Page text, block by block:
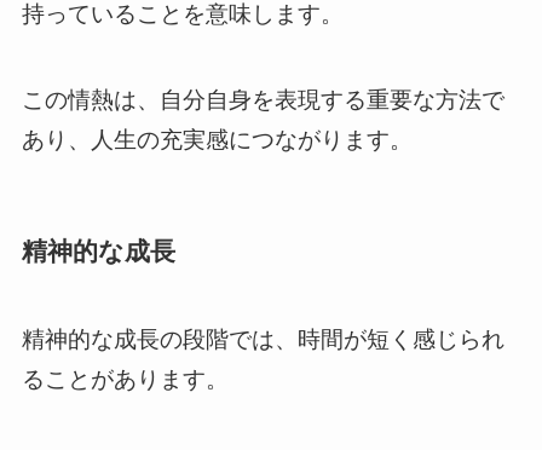
持っていることを意味します。
この情熱は、自分自身を表現する重要な方法で
あり、人生の充実感につながります。
精神的な成長
精神的な成長の段階では、時間が短く感じられ
ることがあります。